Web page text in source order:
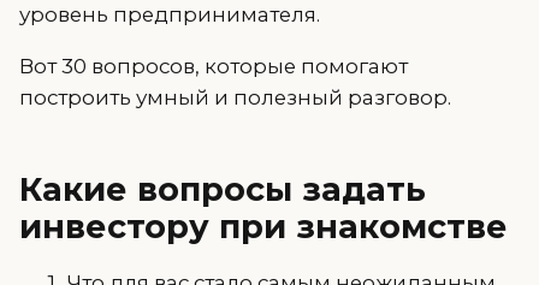
уровень предпринимателя.
Вот 30 вопросов, которые помогают
построить умный и полезный разговор.
Какие вопросы задать
инвестору при знакомстве